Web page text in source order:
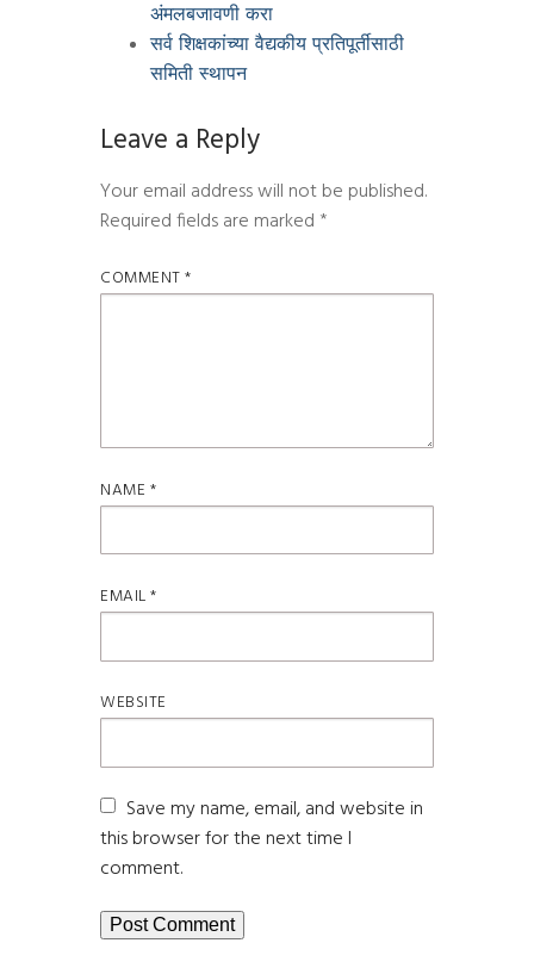
अंमलबजावणी करा
सर्व शिक्षकांच्या वैद्यकीय प्रतिपूर्तीसाठी
समिती स्थापन
Leave a Reply
Your email address will not be published.
Required fields are marked *
COMMENT*
NAME *
EMAIL*
WEBSITE
Save my name, email, and website in
this browser for the next time I
comment.